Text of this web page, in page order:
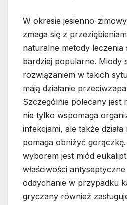
W okresie jesienno-
zmaga się z
naturalne metody leczenia
bardziej popularne. Miody
rozwiązaniem w takich
mają działanie
Szczególnie polecany jest
nie tylko wspomaga
infekcjami, ale także
pomaga obniżyć
wyborem jest miód
właściwości antyseptyczne
oddychanie w przypadku
gryczany również